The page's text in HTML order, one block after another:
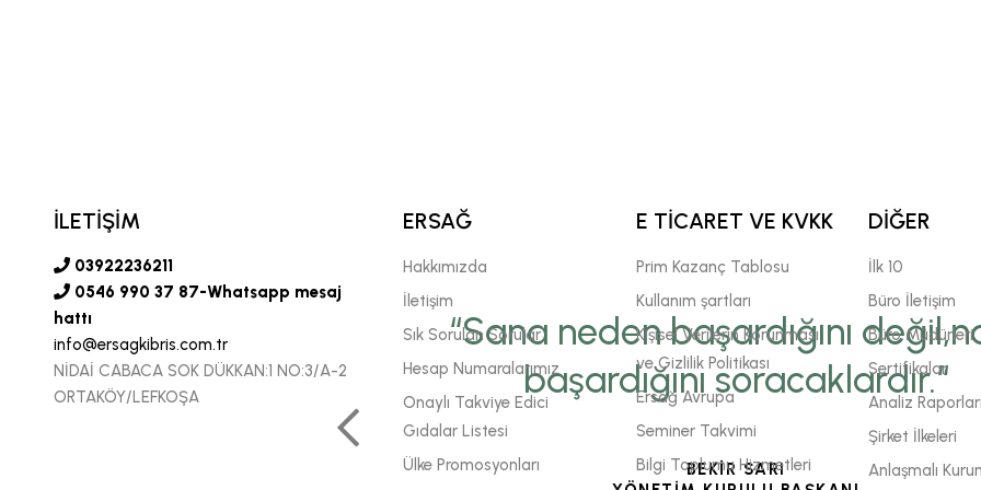
şirketimiz Ersağ' a
sonsuz inancımızı
fazla enerjiyle
“Sana neden başardığını
başardığını soracaklardır.“
BEKİR SARI
İLETİŞİM
03922236211
0546 990 37 87-Whatsapp mesaj
hattı
info@ersagkibris.com.tr
NİDAİ CABACA SOK DÜKKAN:1 NO:3/A-2
ORTAKÖY/LEFKOŞA
ERSAĞ
Hakkımızda
İletişim
Sık Sorulan Sorular
Hesap Numaralarımız
Onaylı Takviye Edici
Gıdalar Listesi
Ülke Promosyonları
E TİCARET VE KVKK
Prim Kazanç Tablosu
Kullanım şartları
Kişisel Verilerin Korunması
ve Gizlilik Politikası
Ersağ Avrupa
Seminer Takvimi
Bilgi Toplumu Hizmetleri
DİĞER
İlk 10
Büro İletişim
Büro Müdürleri
Sertifikalar
Analiz Raporları
Şirket İlkeleri
Anlaşmalı